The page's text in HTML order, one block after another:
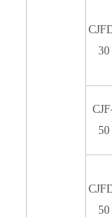
30
50
50